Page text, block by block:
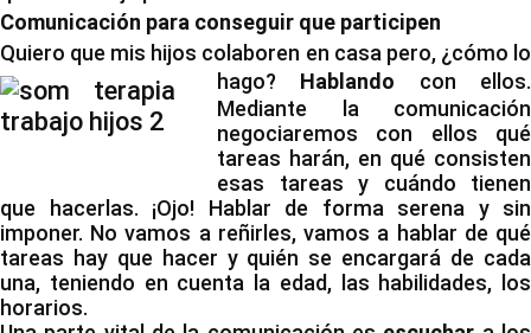
Comunicación para conseguir que participen
Quiero que mis hijos colaboren en casa pero, ¿cómo lo
hago? Hablando con ellos.
Mediante la comunicación
negociaremos con ellos qué
tareas harán, en qué consisten
esas tareas y cuándo tienen
que hacerlas. ¡Ojo! Hablar de forma serena y sin
imponer. No vamos a reñirles, vamos a hablar de qué
tareas hay que hacer y quién se encargará de cada
una, teniendo en cuenta la edad, las habilidades, los
horarios.